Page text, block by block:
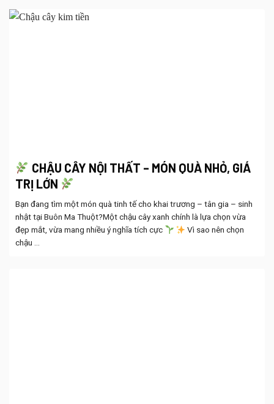
CHẬU CÂY NỘI THẤT – MÓN QUÀ NHỎ, GIÁ
TRỊ LỚN
Bạn đang tìm một món quà tinh tế cho khai trương – tân gia – sinh
nhật tại Buôn Ma Thuột?Một chậu cây xanh chính là lựa chọn vừa
đẹp mắt, vừa mang nhiều ý nghĩa tích cực
Vì sao nên chọn
chậu ...